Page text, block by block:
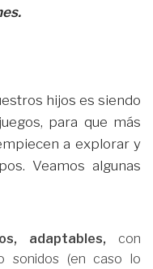
hijos es siendo
para que más
a explorar y
Veamos algunas
adaptables, con
sonidos (en caso lo